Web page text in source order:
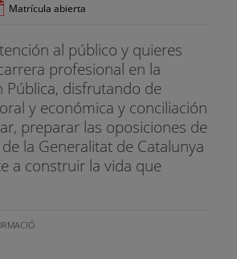
Matrícula abierta
al público y quieres
profesional en la
Pública, disfrutando de
y económica y conciliación
preparar las oposiciones de
la Generalitat de Catalunya
a construir la vida que